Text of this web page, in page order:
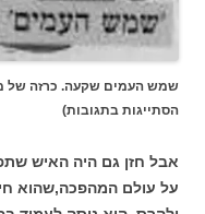
שמש העמים שקעה. כרזה של
הסתייגות בתגובות)
אבל חזן גם היה האיש
על עולם המהפכה,שהוא